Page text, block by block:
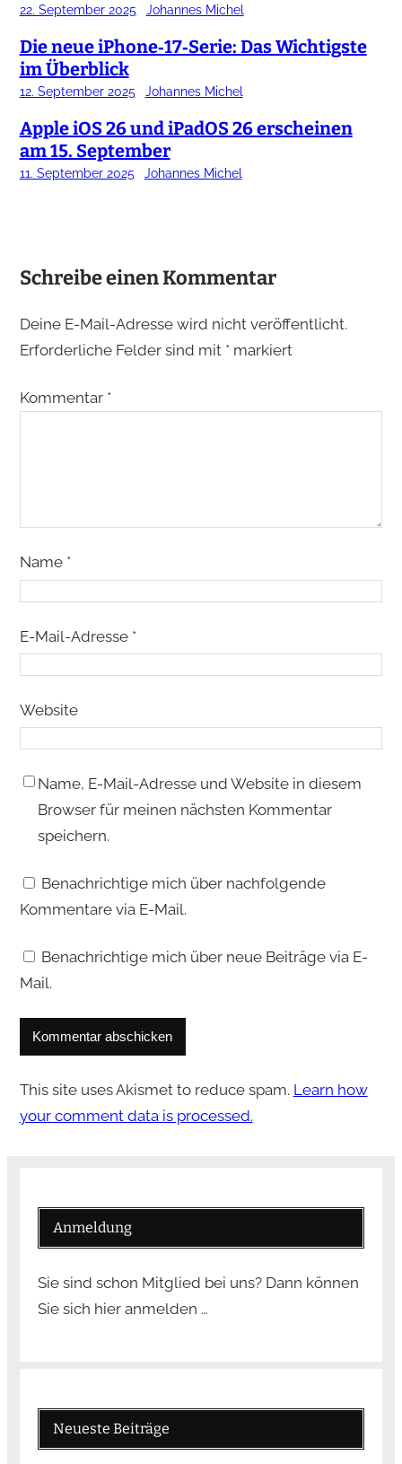
22. September 2025 Johannes Michel
Die neue iPhone‑17‑Serie: Das Wichtigste
im Überblick
12. September 2025 Johannes Michel
Apple iOS 26 und iPadOS 26 erscheinen
am 15. September
11. September 2025 Johannes Michel
Schreibe einen Kommentar
Deine E-Mail-Adresse wird nicht veröffentlicht.
Erforderliche Felder sind mit *markiert
Kommentar *
Name *
E-Mail-Adresse *
Website
Name, E-Mail-Adresse und Website in diesem
Browser für meinen nächsten Kommentar
speichern.
Benachrichtige mich über nachfolgende
Kommentare via E-Mail.
Benachrichtige mich über neue Beiträge via E-
Mail.
This site uses Akismet to reduce spam. Learn how
your comment data is processed.
Anmeldung
Sie sind schon Mitglied bei uns? Dann können
Sie sich hier anmelden …
Neueste Beiträge